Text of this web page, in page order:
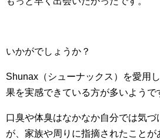
いかがでしょうか？
Shunax（シューナックス）を愛用
果を実感できている方が多いようで
口臭や体臭はなかなか自分では気
が、家族や周りに指摘されたこと